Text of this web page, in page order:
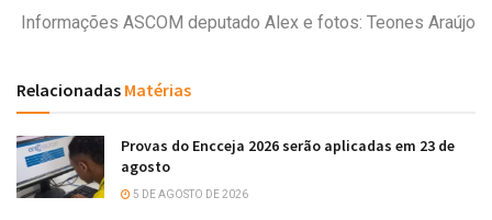
Informações ASCOM deputado Alex e fotos: Teones Araújo
Relacionadas Matérias
Provas do Encceja 2026 serão aplicadas em 23 de
agosto
5 DE AGOSTO DE 2026